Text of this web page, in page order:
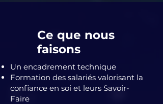
Ce que nous
faisons
Un encadrement technique
Formation des salariés valorisant la
confiance en soi et leurs Savoir-
Faire